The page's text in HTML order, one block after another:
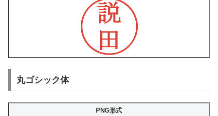
丸ゴシック体
PNG形式